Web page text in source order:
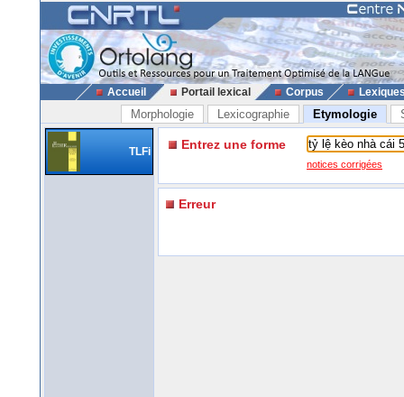
Accueil Portail lexical Corpus
Morphologie Lexicographie Etymologie
TLFi Entrez une forme
notices corrigées
Erreur